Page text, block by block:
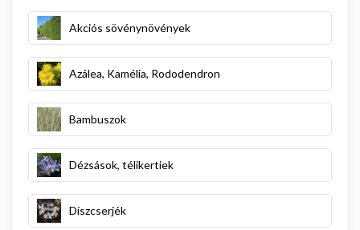
Akciós sövénynövények
Azálea, Kamélia, Rododendron
Bambuszok
Dézsások, télikertiek
Díszcserjék